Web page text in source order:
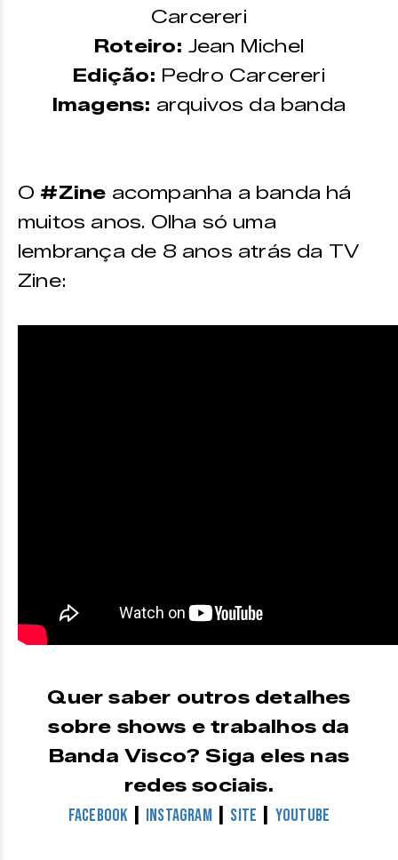
Carcereri
Roteiro: Jean Michel
Edição: Pedro Carcereri
Imagens: arquivos da banda
O #Zine acompanha a banda há
muitos anos. Olha só uma
lembrança de 8 anos atrás da TV
Zine:
Quer saber outros detalhes
sobre shows e trabalhos da
Banda Visco? Siga eles nas
redes sociais.
Facebook
Instagram| Site YouTube